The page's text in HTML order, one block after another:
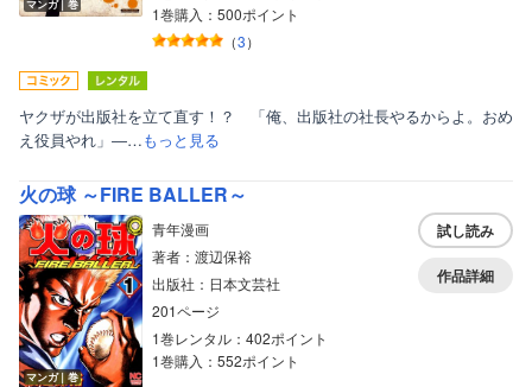
マンガ｜巻
1巻購入：500ポイント
（3）
ヤクザが出版社を立て直す！？ 「俺、出版社の社長やるからよ。おめ
え役員やれ」―…もっと見る
火の球 ～FIRE BALLER～
マンガ｜巻
青年漫画
著者：渡辺保裕
出版社：日本文芸社
201ページ
1巻レンタル：402ポイント
1巻購入：552ポイント
試し読み
作品詳細